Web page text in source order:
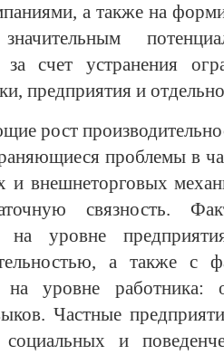
а также на
за счет устранения
предприятия и
рост
проблемы в
и внешнеторговых
связность.
на уровне
а также с
на уровне работника:
Частные
и
Свидетельство